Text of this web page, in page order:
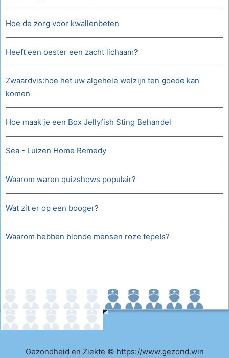
Hoe de zorg voor kwallenbeten
Heeft een oester een zacht lichaam?
Zwaardvis:hoe het uw algehele welzijn ten goede kan
komen
Hoe maak je een Box Jellyfish Sting Behandel
Sea - Luizen Home Remedy
Waarom waren quizshows populair?
Wat zit er op een booger?
Waarom hebben blonde mensen roze tepels?
Gezondheid en Ziekte © https://www.gezond.win